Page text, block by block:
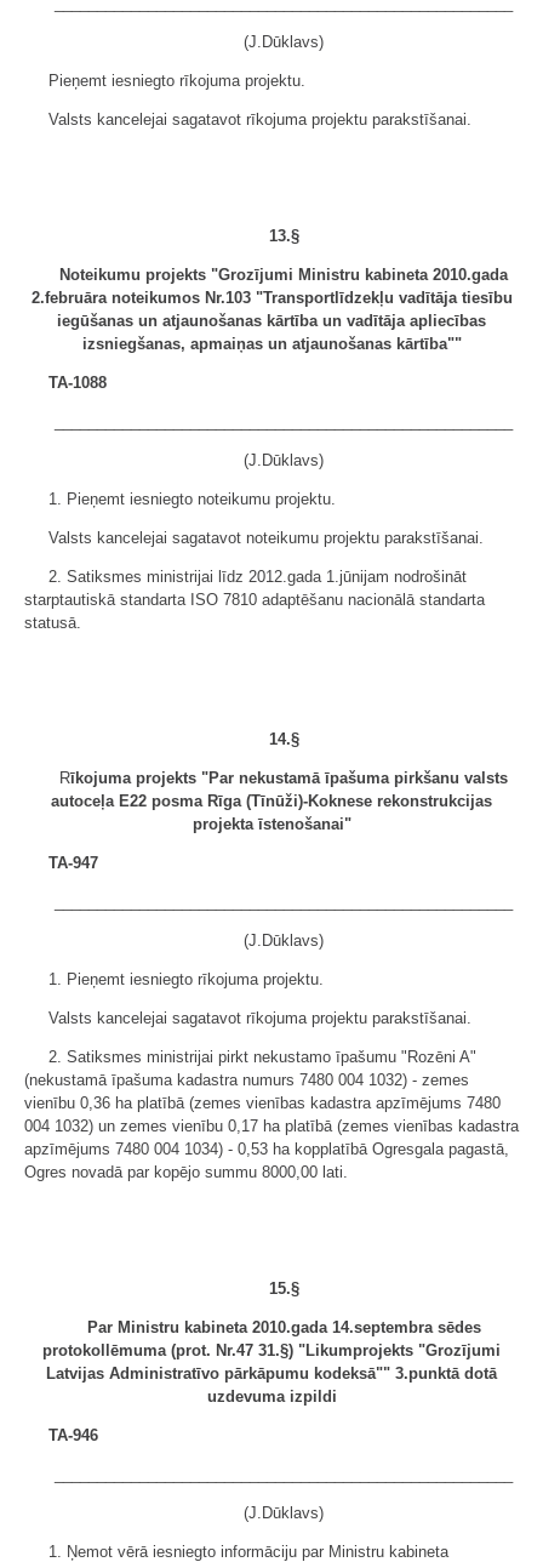
(J.Dūklavs)
Pieņemt iesniegto rīkojuma projektu.
Valsts kancelejai sagatavot rīkojuma projektu parakstīšanai.
13.§
Noteikumu projekts "Grozījumi Ministru kabineta 2010.gada
2.februāra noteikumos Nr.103 "Transportlīdzekļu vadītāja tiesību
iegūšanas un atjaunošanas kārtība un vadītāja apliecības
izsniegšanas, apmaiņas un atjaunošanas kārtība""
TA-1088
(J.Dūklavs)
1. Pieņemt iesniegto noteikumu projektu.
Valsts kancelejai sagatavot noteikumu projektu parakstīšanai.
2. Satiksmes ministrijai līdz 2012.gada 1.jūnijam nodrošināt
starptautiskā standarta ISO 7810 adaptēšanu nacionālā standarta
statusā.
14.§
Rīkojuma projekts "Par nekustamā īpašuma pirkšanu valsts
autoceļa E22 posma Rīga (Tīnūži)-Koknese rekonstrukcijas
projekta īstenošanai"
TA-947
(J.Dūklavs)
1. Pieņemt iesniegto rīkojuma projektu.
Valsts kancelejai sagatavot rīkojuma projektu parakstīšanai.
2. Satiksmes ministrijai pirkt nekustamo īpašumu "Rozēni A"
(nekustamā īpašuma kadastra numurs 7480 004 1032) - zemes
vienību 0,36 ha platībā (zemes vienības kadastra apzīmējums 7480
004 1032) un zemes vienību 0,17 ha platībā (zemes vienības kadastra
apzīmējums 7480 004 1034) - 0,53 ha kopplatībā Ogresgala pagastā,
Ogres novadā par kopējo summu 8000,00 lati.
15.§
Par Ministru kabineta 2010.gada 14.septembra sēdes
protokollēmuma (prot. Nr.47 31.§) "Likumprojekts "Grozījumi
Latvijas Administratīvo pārkāpumu kodeksā"" 3.punktā dotā
uzdevuma izpildi
TA-946
(J.Dūklavs)
1. Ņemot vērā iesniegto informāciju par Ministru kabineta